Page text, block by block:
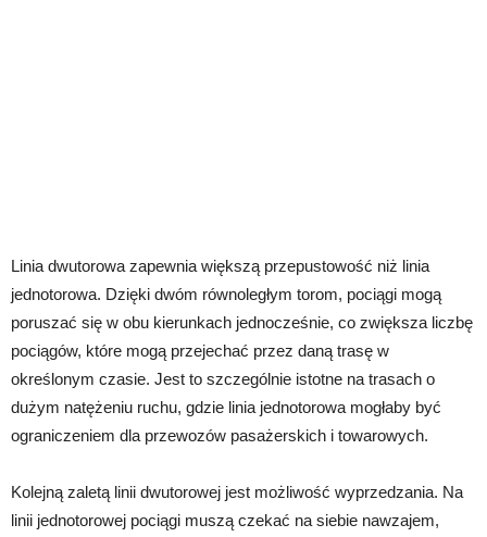
Linia dwutorowa zapewnia większą przepustowość niż linia
jednotorowa. Dzięki dwóm równoległym torom, pociągi mogą
poruszać się w obu kierunkach jednocześnie, co zwiększa liczbę
pociągów, które mogą przejechać przez daną trasę w
określonym czasie. Jest to szczególnie istotne na trasach o
dużym natężeniu ruchu, gdzie linia jednotorowa mogłaby być
ograniczeniem dla przewozów pasażerskich i towarowych.
Kolejną zaletą linii dwutorowej jest możliwość wyprzedzania. Na
linii jednotorowej pociągi muszą czekać na siebie nawzajem,